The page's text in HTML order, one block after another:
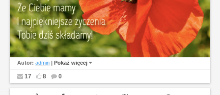
Autor: admin | Pokaż więcej
17 8 0